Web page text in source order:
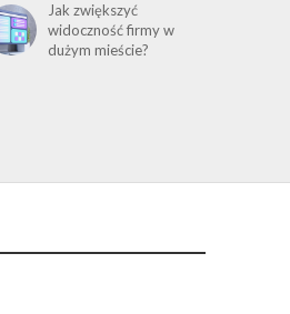
Jak zwiększyć
widoczność firmy w
dużym mieście?